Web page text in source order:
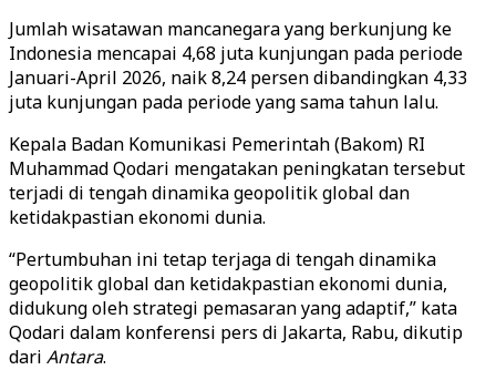
Jumlah wisatawan mancanegara yang berkunjung ke
Indonesia mencapai 4,68 juta kunjungan pada periode
Januari-April 2026, naik 8,24 persen dibandingkan 4,33
juta kunjungan pada periode yang sama tahun lalu.
Kepala Badan Komunikasi Pemerintah (Bakom) RI
Muhammad Qodari mengatakan peningkatan tersebut
terjadi di tengah dinamika geopolitik global dan
ketidakpastian ekonomi dunia.
“Pertumbuhan ini tetap terjaga di tengah dinamika
geopolitik global dan ketidakpastian ekonomi dunia,
didukung oleh strategi pemasaran yang adaptif,” kata
Qodari dalam konferensi pers di Jakarta, Rabu, dikutip
dari Antara.